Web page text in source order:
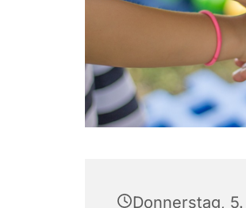
Donnerstag, 5.